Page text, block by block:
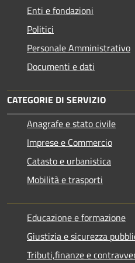
Enti e fondazioni
Politici
Personale Amministrativo
Documenti e dati
CATEGORIE DI SERVIZIO
Anagrafe e stato civile
Imprese e Commercio
Catasto e urbanistica
Mobilità e trasporti
Educazione e formazione
Giustizia e sicurezza
Tributi,finanze e